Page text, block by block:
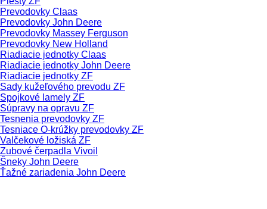
Prevodovky Claas
Prevodovky John Deere
Prevodovky Massey Ferguson
Prevodovky New Holland
Riadiacie jednotky Claas
Riadiacie jednotky John Deere
Riadiacie jednotky ZF
Sady kužeľového prevodu ZF
Spojkové lamely ZF
Súpravy na opravu ZF
Tesnenia prevodovky ZF
Tesniace O-krúžky prevodovky ZF
Valčekové ložiská ZF
Zubové čerpadla Vivoil
Šneky John Deere
Ťažné zariadenia John Deere